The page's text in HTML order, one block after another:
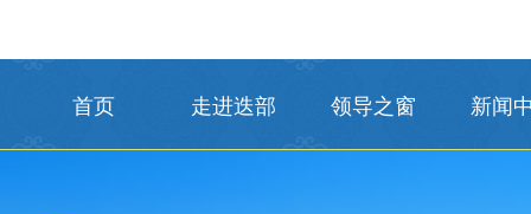
首页 走进迭部 领导之窗 新闻